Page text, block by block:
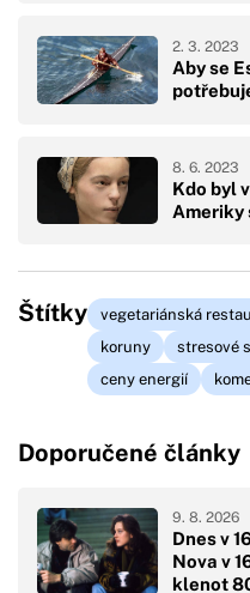
Aby se
2. 3. 2023
Kdo byl
Ameriky
8. 6. 2023
Štítky vegetariánská
koruny
stresové
ceny energií
Doporučené články
Dnes v
Nova v
klenot
9. 8. 2026